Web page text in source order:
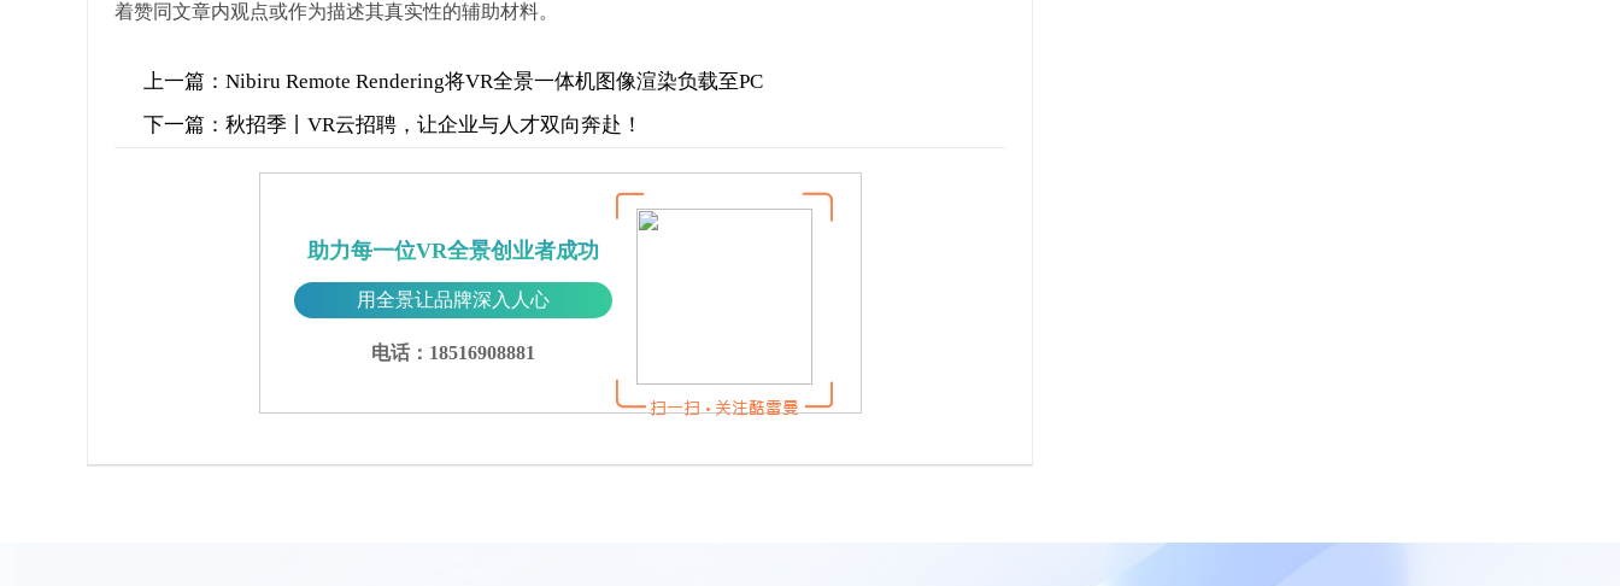
着赞同文章内观点或作为描述其真实性的辅助材料。
上一篇： Nibiru Remote Rendering将VR全景一体机图像渲染负载至PC
下一篇： 秋招季丨VR云招聘，让企业与人才双向奔赴！
助力每一位VR全景创业者成功
用全景让品牌深入人心
电话：18516908881